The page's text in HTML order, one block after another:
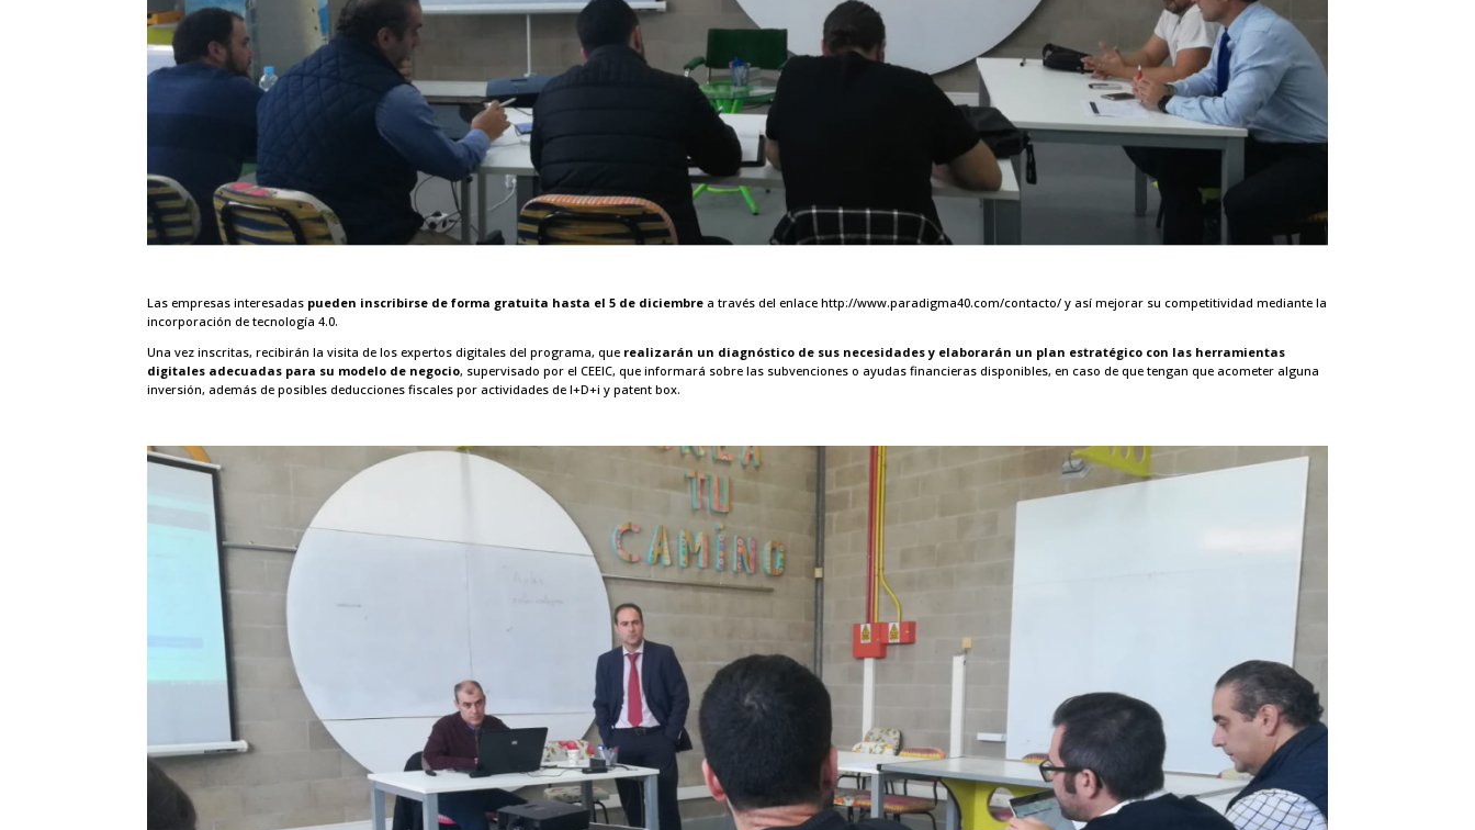
Las empresas interesadas pueden inscribirse de forma gratuita hasta el 5 de diciembre a través del enlace http://www.paradigma40.com/contacto/ y así mejorar su competitividad mediante la
incorporación de tecnología 4.0.
Una vez inscritas, recibirán la visita de los expertos digitales del programa, que realizarán un diagnóstico de sus necesidades y elaborarán un plan estratégico con las herramientas
digitales adecuadas para su modelo de negocio, supervisado por el CEEIC, que informará sobre las subvenciones o ayudas financieras disponibles, en caso de que tengan que acometer alguna
inversión, además de posibles deducciones fiscales por actividades de I+D+i y patent box.